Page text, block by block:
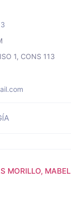
1, CONS 113
MORILLO, MABEL